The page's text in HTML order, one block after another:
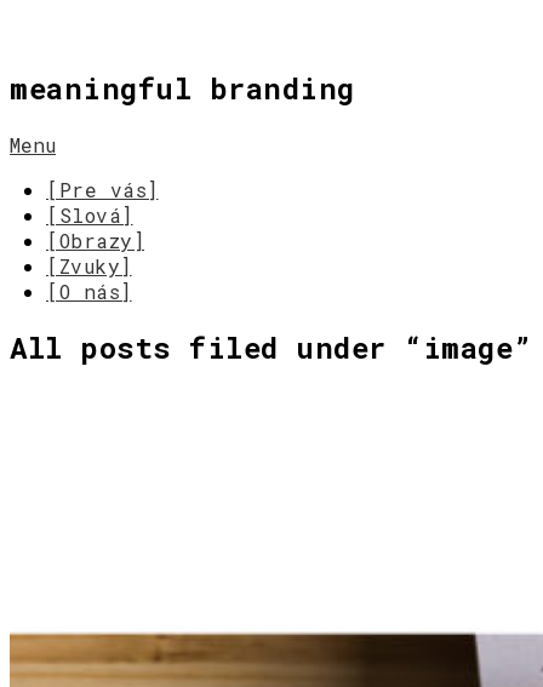
meaningful branding
Menu
[Pre vás]
[Slová]
[Obrazy]
[Zvuky]
[O nás]
All posts filed under “ image”